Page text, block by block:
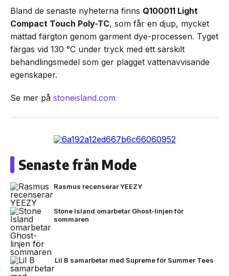
Bland de senaste nyheterna finns Q100011 Light
Compact Touch Poly-TC, som får en djup, mycket
mättad färgton genom garment dye-processen. Tyget
färgas vid 130 °C under tryck med ett särskilt
behandlingsmedel som ger plagget vattenavvisande
egenskaper.
Se mer på stoneisland.com
Senaste från Mode
Rasmus recenserar YEEZY
Stone Island omarbetar Ghost-linjen för
sommaren
Lil B samarbetar med Supreme för Summer Tees